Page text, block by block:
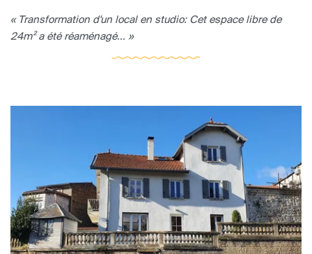
« Transformation d'un local en studio: Cet espace libre de
24m² a été réaménagé... »